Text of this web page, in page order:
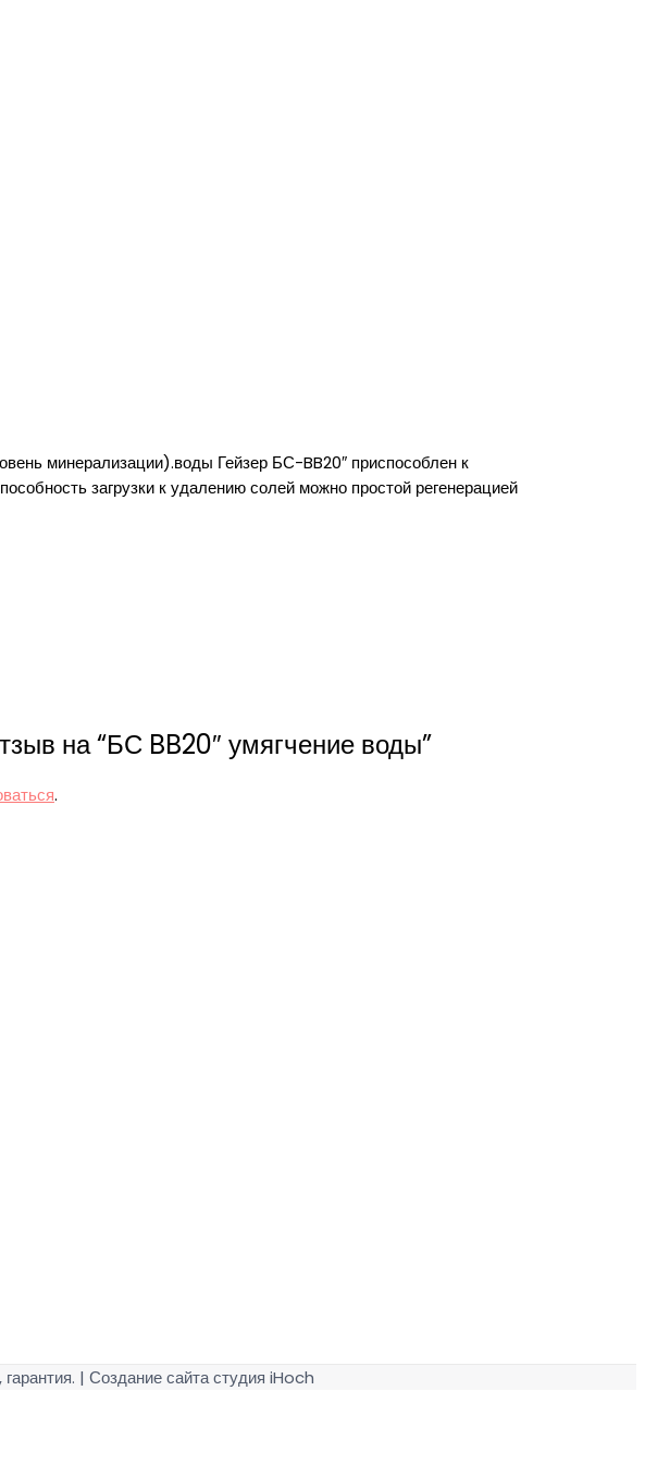
минерализации).воды Гейзер БС-BB20″ приспособлен к
загрузки к удалению солей можно простой регенерацией
на “БС BB20″ умягчение воды”
.
| Создание сайта студия iHoch